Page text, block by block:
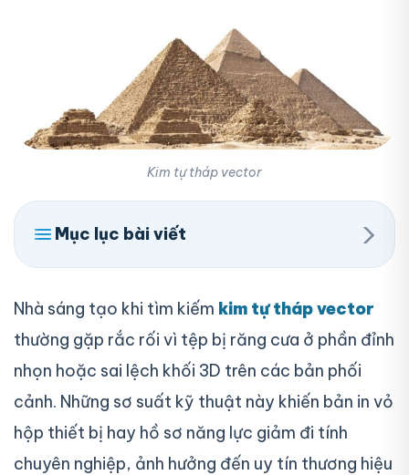
Kim tự tháp vector
Mục lục bài viết ›
Nhà sáng tạo khi tìm kiếm kim tự tháp vector
thường gặp rắc rối vì tệp bị răng cưa ở phần đỉnh
nhọn hoặc sai lệch khối 3D trên các bản phối
cảnh. Những sơ suất kỹ thuật này khiến bản in vỏ
hộp thiết bị hay hồ sơ năng lực giảm đi tính
chuyên nghiệp, ảnh hưởng đến uy tín thương hiệu